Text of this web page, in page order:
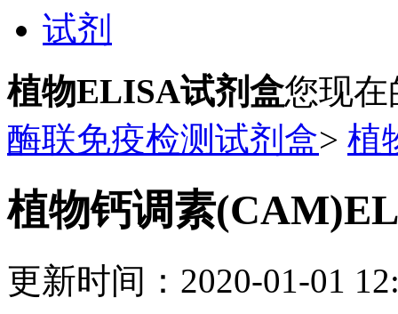
试剂
植物ELISA试剂盒您现
酶联免疫检测试剂盒> 植
植物钙调素
更新时间：2020-01-01